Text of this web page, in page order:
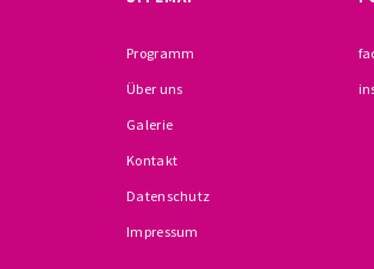
Programm
Über uns
Galerie
Kontakt
Datenschutz
Impressum